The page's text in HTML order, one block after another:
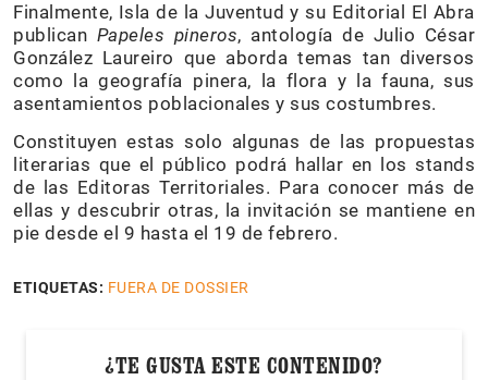
Finalmente, Isla de la Juventud y su Editorial El Abra
publican Papeles pineros, antología de Julio César
González Laureiro que aborda temas tan diversos
como la geografía pinera, la flora y la fauna, sus
asentamientos poblacionales y sus costumbres.
Constituyen estas solo algunas de las propuestas
literarias que el público podrá hallar en los stands
de las Editoras Territoriales. Para conocer más de
ellas y descubrir otras, la invitación se mantiene en
pie desde el 9 hasta el 19 de febrero.
ETIQUETAS: FUERA DE DOSSIER
¿TE GUSTA ESTE CONTENIDO?